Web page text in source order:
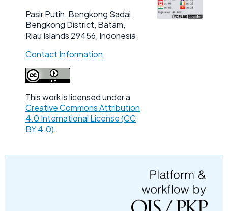
Pasir Putih, Bengkong Sadai,
Bengkong District, Batam,
Riau Islands 29456, Indonesia
Contact Information
This work is licensed under a
Creative Commons Attribution
4.0 International License (CC
BY 4.0) .